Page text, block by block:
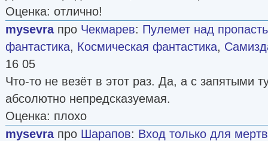
Оценка: отлично!
mysevraпро Чекмарев: Пулемет над
фантастика, Космическая фантастика,
16 05
Что-то не везёт в этот раз. Да, а с запятыми
абсолютно непредсказуемая.
Оценка: плохо
mysevraпро Шарапов: Вход только для